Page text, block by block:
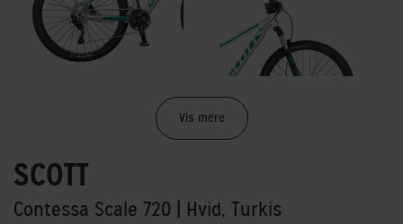
Vis mere
SCOTT
Contessa Scale 720 | Hvid, Turkis